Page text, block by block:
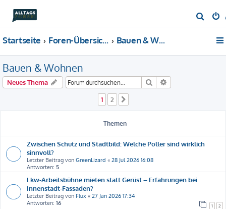
u
Startseite Foren-Übersicht Bauen & Wohnen
Bauen & Wohnen
Neues Thema Suche
1 2
Themen
Zwischen Schutz und Stadtbild: Welche Poller sind wirklich
sinnvoll?
Letzter Beitrag von GreenLizard « 28 Jul 2026 16:08
Antworten: 5
Lkw-Arbeitsbühne mieten statt Gerüst – Erfahrungen bei
Innenstadt-Fassaden?
Letzter Beitrag von Flux « 27 Jan 2026 17:34
Antworten: 16 1 2